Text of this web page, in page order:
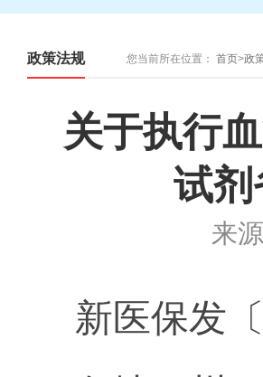
政策法规 您当前所在位置： 首页>政
关于执行
试剂
来
新医保发 〔